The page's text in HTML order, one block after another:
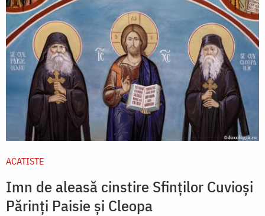
ACATISTE
Imn de aleasă cinstire Sfinților Cuvioși
Părinți Paisie și Cleopa